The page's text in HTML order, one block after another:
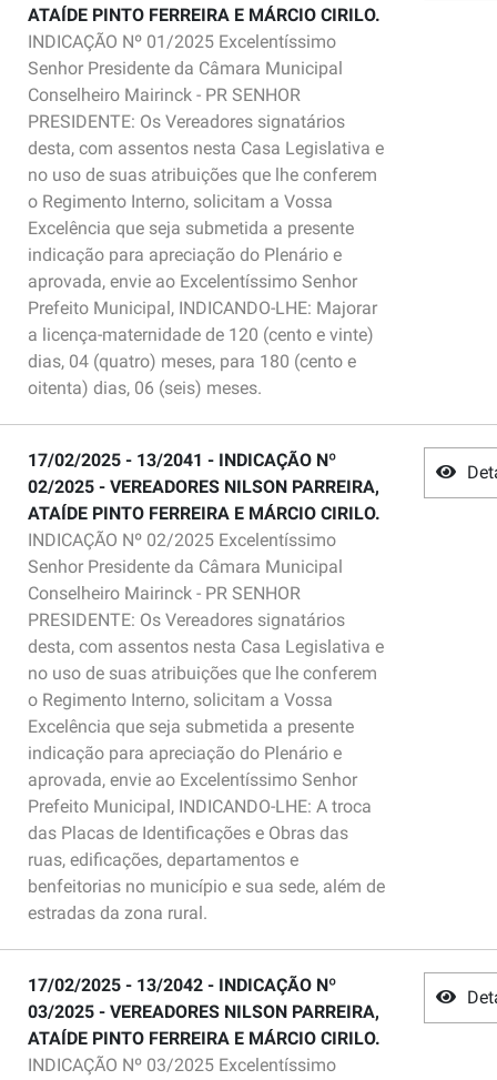
ATAÍDE PINTO FERREIRA E MÁRCIO CIRILO.
INDICAÇÃO Nº 01/2025 Excelentíssimo
Senhor Presidente da Câmara Municipal
Conselheiro Mairinck - PR SENHOR
PRESIDENTE: Os Vereadores signatários
desta, com assentos nesta Casa Legislativa e
no uso de suas atribuições que lhe conferem
o Regimento Interno, solicitam a Vossa
Excelência que seja submetida a presente
indicação para apreciação do Plenário e
aprovada, envie ao Excelentíssimo Senhor
Prefeito Municipal, INDICANDO-LHE: Majorar
a licença-maternidade de 120 (cento e vinte)
dias, 04 (quatro) meses, para 180 (cento e
oitenta) dias, 06 (seis) meses.
17/02/2025 - 13/2041 - INDICAÇÃO Nº
02/2025 - VEREADORES NILSON PARREIRA,
ATAÍDE PINTO FERREIRA E MÁRCIO CIRILO.
INDICAÇÃO Nº 02/2025 Excelentíssimo
Senhor Presidente da Câmara Municipal
Conselheiro Mairinck - PR SENHOR
PRESIDENTE: Os Vereadores signatários
desta, com assentos nesta Casa Legislativa e
no uso de suas atribuições que lhe conferem
o Regimento Interno, solicitam a Vossa
Excelência que seja submetida a presente
indicação para apreciação do Plenário e
aprovada, envie ao Excelentíssimo Senhor
Prefeito Municipal, INDICANDO-LHE: A troca
das Placas de Identificações e Obras das
ruas, edificações, departamentos e
benfeitorias no município e sua sede, além de
estradas da zona rural.
17/02/2025 - 13/2042 - INDICAÇÃO Nº
03/2025 - VEREADORES NILSON PARREIRA,
ATAÍDE PINTO FERREIRA E MÁRCIO CIRILO.
INDICAÇÃO Nº 03/2025 Excelentíssimo